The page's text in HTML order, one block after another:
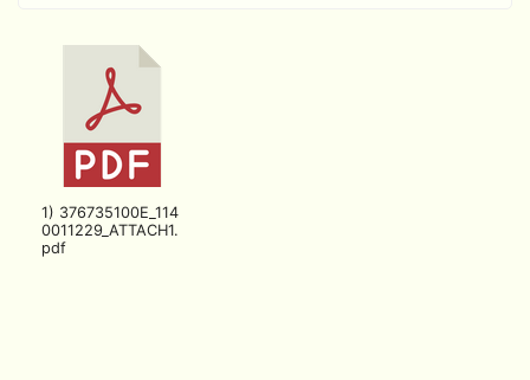
1) 376735100E_114
0011229_ATTACH1.
pdf